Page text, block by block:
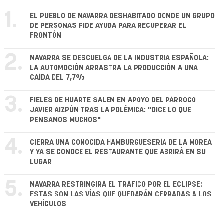
1.
EL PUEBLO DE NAVARRA DESHABITADO DONDE UN GRUPO
DE PERSONAS PIDE AYUDA PARA RECUPERAR EL
FRONTÓN
2.
NAVARRA SE DESCUELGA DE LA INDUSTRIA ESPAÑOLA:
LA AUTOMOCIÓN ARRASTRA LA PRODUCCIÓN A UNA
CAÍDA DEL 7,7%
3.
FIELES DE HUARTE SALEN EN APOYO DEL PÁRROCO
JAVIER AIZPÚN TRAS LA POLÉMICA: "DICE LO QUE
PENSAMOS MUCHOS"
4.
CIERRA UNA CONOCIDA HAMBURGUESERÍA DE LA MOREA
Y YA SE CONOCE EL RESTAURANTE QUE ABRIRÁ EN SU
LUGAR
5.
NAVARRA RESTRINGIRÁ EL TRÁFICO POR EL ECLIPSE:
ESTAS SON LAS VÍAS QUE QUEDARÁN CERRADAS A LOS
VEHÍCULOS